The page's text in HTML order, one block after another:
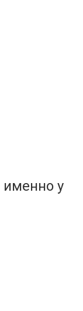
именно у